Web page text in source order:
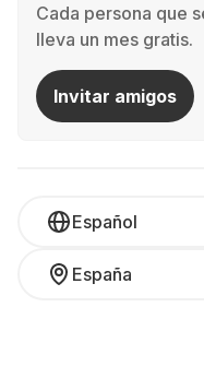
Cada persona que
lleva un mes gratis.
Invitar amigos
Español
España